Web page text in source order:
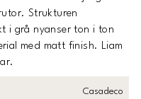
Strukturen
i grå nyanser ton i ton
med matt finish. Liam
Casadeco